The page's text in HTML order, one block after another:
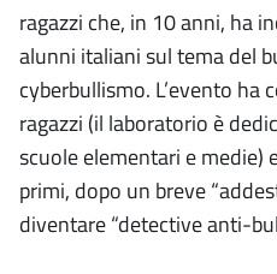
ragazzi che, in 10 anni, ha
alunni italiani sul tema del
cyberbullismo. L’evento
ragazzi (il laboratorio è
scuole elementari e medie)
primi, dopo un breve
diventare “detective anti-